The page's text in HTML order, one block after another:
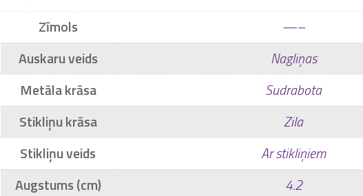
Zīmols
—–
Auskaru veids
Nagliņas
Metāla krāsa
Sudrabota
Stikliņu krāsa
Zila
Stikliņu veids
Ar stikliņiem
Augstums (cm)
4.2